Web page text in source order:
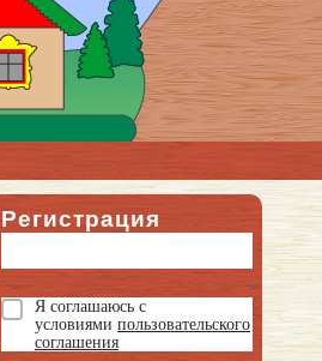
Регистрация
Я соглашаюсь с
условиями пользовательского
соглашения